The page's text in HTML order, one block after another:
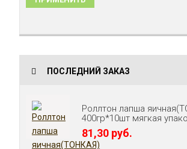
ПОСЛЕДНИЙ ЗАКАЗ
Роллтон лапша
400гр*10шт мягкая
81,30 руб.